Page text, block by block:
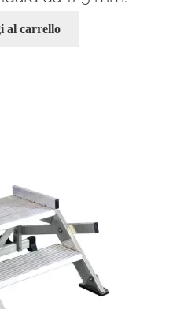
al carrello